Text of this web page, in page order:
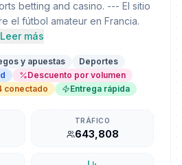
betting and casino. --- El sitio
el fútbol amateur en Francia.
Leer más
y apuestas
Deportes
Descuento por volumen
conectado Entrega rápida
TRÁFICO
643,808